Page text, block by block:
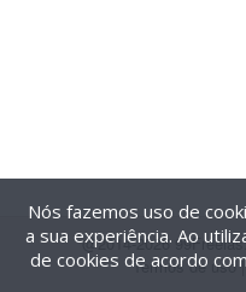
@2014-2026
Termos de uso|
Nós fazemos uso de
a sua experiência. Ao
de cookies de acordo